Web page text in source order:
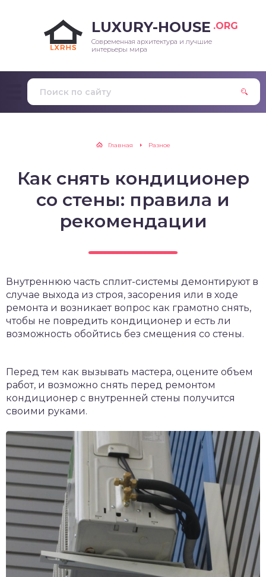
LUXURY-HOUSE .ORG
Современная архитектура и лучшие
интерьеры мира
Главная Разное
Как снять кондиционер
со стены: правила и
рекомендации
Внутреннюю часть сплит-системы демонтируют в
случае выхода из строя, засорения или в ходе
ремонта и возникает вопрос как грамотно снять,
чтобы не повредить кондиционер и есть ли
возможность обойтись без смещения со стены.
Перед тем как вызывать мастера, оцените объем
работ, и возможно снять перед ремонтом
кондиционер с внутренней стены получится
своими руками.